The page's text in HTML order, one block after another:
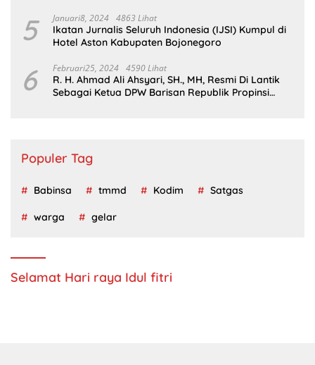
5 Januari8, 2024 4863 Lihat
Ikatan Jurnalis Seluruh Indonesia (IJSI) Kumpul di
Hotel Aston Kabupaten Bojonegoro
6 Februari25, 2024 4590 Lihat
R. H. Ahmad Ali Ahsyari, SH., MH, Resmi Di Lantik
Sebagai Ketua DPW Barisan Republik Propinsi
Populer Tag
Babinsa tmmd Kodim Satgas
warga gelar
Selamat Hari raya Idul fitri